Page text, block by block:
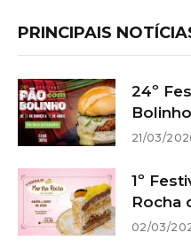
PRINCIPAIS
24º
21/03/
1º
Rocha
02/03/